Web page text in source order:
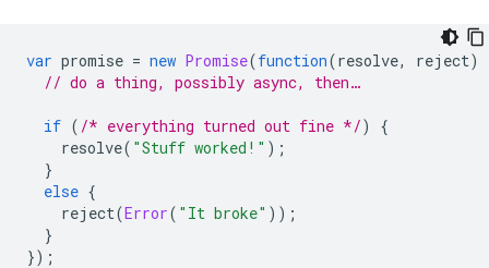
var promise = new Promise(function(resolve, reject)
// do a thing, possibly async, then…
if ( /* everything turned out fine */)
{
resolve( "Stuff worked!" );
}
else {
reject(Error( "It broke" ));
}
});